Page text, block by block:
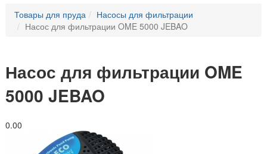
Товары для пруда
Насосы для фильтрации
Насос для фильтрации OME 5000 JEBAO
Насос для фильтрации OME
5000 JEBAO
0.00